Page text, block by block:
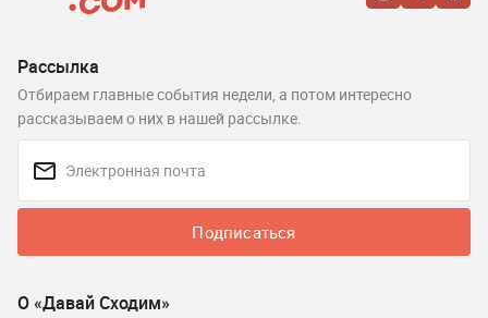
Рассылка
Отбираем главные события недели, а потом интересно
рассказываем о них в нашей рассылке.
Подписаться
О «Давай Сходим»